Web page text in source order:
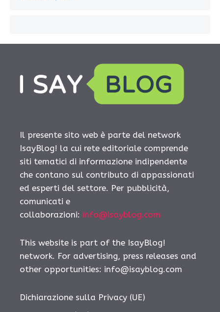
Il presente sito web è parte del network
IsayBlog! la cui rete editoriale comprende
siti tematici di informazione indipendente
che contano sul contributo di appassionati
ed esperti del settore. Per pubblicità,
comunicati e
collaborazioni: info@isayblog.com
This website is part of the IsayBlog!
network. For advertising, press releases and
other opportunities: info@isayblog.com
Dichiarazione sulla Privacy (UE)